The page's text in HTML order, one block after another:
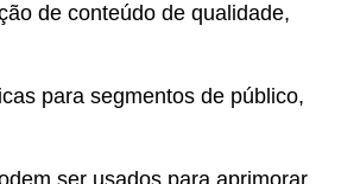
de conteúdo de qualidade,
para segmentos de público,